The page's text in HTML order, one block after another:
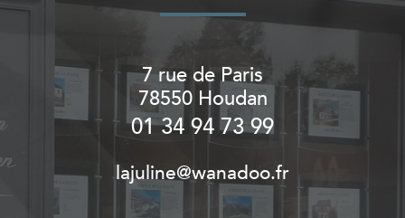
7 rue de Paris
78550 Houdan
01 34 94 73 99
lajuline@wanadoo.fr